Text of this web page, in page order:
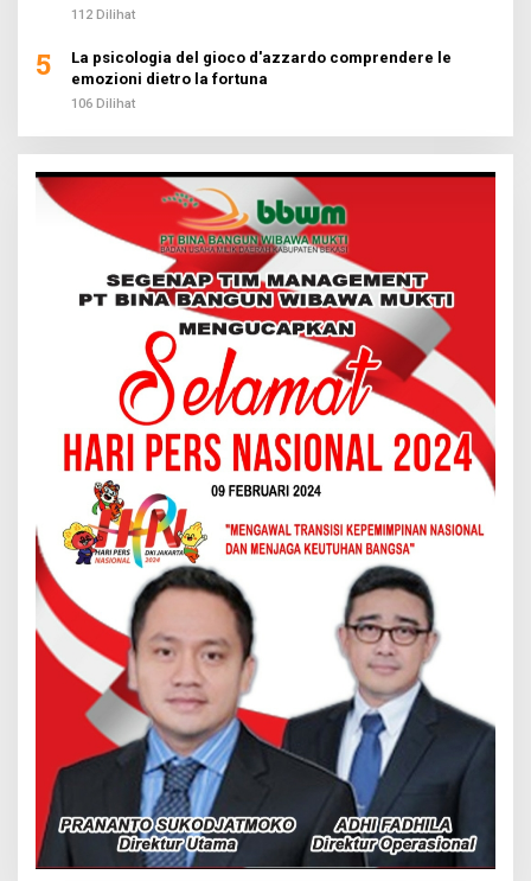
112 Dilihat
5
La psicologia del gioco d'azzardo comprendere le
emozioni dietro la fortuna
106 Dilihat